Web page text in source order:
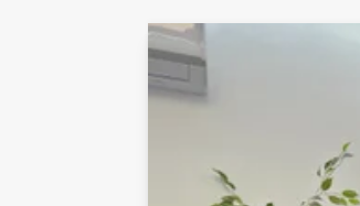
Km/L
Karosseri
Halvkombi Aut.